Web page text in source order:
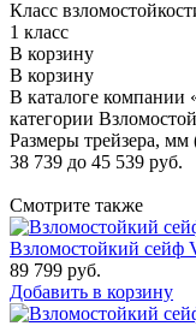
Класс
1 класс
В корзину
В корзину
В каталоге компании
категории
Размеры трейзера,
38 739 до 45 539 руб.
Смотрите также
Взломостойкий
89 799 руб.
Добавить в корзину